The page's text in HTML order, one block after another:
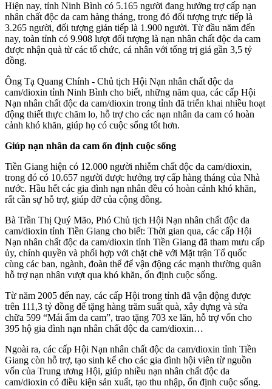
Hiện nay, tỉnh Ninh Bình có 5.165 người đang hưởng trợ cấp nạn
nhân chất độc da cam hàng tháng, trong đó đối tượng trực tiếp là
3.265 người, đối tượng gián tiếp là 1.900 người. Từ đầu năm đến
nay, toàn tỉnh có 9.908 lượt đối tượng là nạn nhân chất độc da cam
được nhận quà từ các tổ chức, cá nhân với tổng trị giá gần 3,5 tỷ
đồng.
Ông Tạ Quang Chính - Chủ tịch Hội Nạn nhân chất độc da
cam/dioxin tỉnh Ninh Bình cho biết, những năm qua, các cấp Hội
Nạn nhân chất độc da cam/dioxin trong tỉnh đã triển khai nhiều hoạt
động thiết thực chăm lo, hỗ trợ cho các nạn nhân da cam có hoàn
cảnh khó khăn, giúp họ có cuộc sống tốt hơn.
Giúp nạn nhân da cam ổn định cuộc sống
Tiền Giang hiện có 12.000 người nhiễm chất độc da cam/dioxin,
trong đó có 10.657 người được hưởng trợ cấp hàng tháng của Nhà
nước. Hầu hết các gia đình nạn nhân đều có hoàn cảnh khó khăn,
rất cần sự hỗ trợ, giúp đỡ của cộng đồng.
Bà Trần Thị Quý Mão, Phó Chủ tịch Hội Nạn nhân chất độc da
cam/dioxin tỉnh Tiền Giang cho biết: Thời gian qua, các cấp Hội
Nạn nhân chất độc da cam/dioxin tỉnh Tiền Giang đã tham mưu cấp
ủy, chính quyền và phối hợp với chặt chẽ với Mặt trận Tổ quốc
cùng các ban, ngành, đoàn thể để vận động các mạnh thường quân
hỗ trợ nạn nhân vượt qua khó khăn, ổn định cuộc sống.
Từ năm 2005 đến nay, các cấp Hội trong tỉnh đã vận động được
trên 111,3 tỷ đồng để tặng hàng trăm suất quà, xây dựng và sửa
chữa 599 “Mái ấm da cam”, trao tặng 703 xe lăn, hỗ trợ vốn cho
395 hộ gia đình nạn nhân chất độc da cam/dioxin…
Ngoài ra, các cấp Hội Nạn nhân chất độc da cam/dioxin tỉnh Tiền
Giang còn hỗ trợ, tạo sinh kế cho các gia đình hội viên từ nguồn
vốn của Trung ương Hội, giúp nhiều nạn nhân chất độc da
cam/dioxin có điều kiện sản xuất, tạo thu nhập, ổn định cuộc sống.